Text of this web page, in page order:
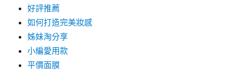
好評推薦
如何打造完美妝感
姊妹淘分享
小編愛用款
平價面膜